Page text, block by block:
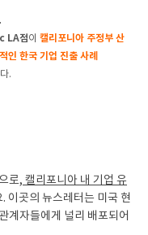
LA점이 캘리포니아 주정부 산
인 한국 기업 진출 사례
.
로, 캘리포니아 내 기업 유
. 이곳의 뉴스레터는 미국 현
계자들에게 널리 배포되어